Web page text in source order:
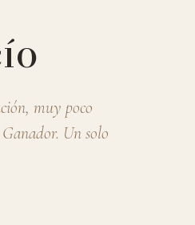
muy poco
Un solo